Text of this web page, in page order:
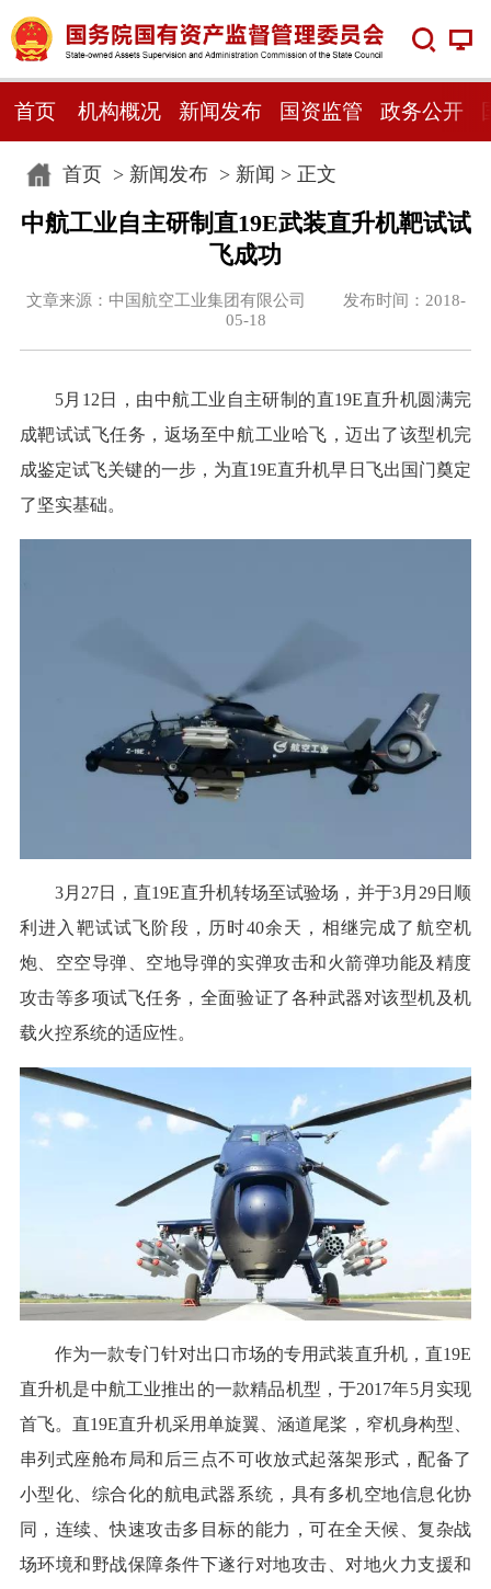
首页 机构概况 新闻发布 国资监管 政务公开
首页> 新闻发布> 新闻 > 正文
中航工业自主研制直19E武装直升机靶试试
飞成功
文章来源：中国航空工业集团有限公司 发布时间：2018-
05-18
5月12日，由中航工业自主研制的直19E直升机圆满完
成靶试试飞任务，返场至中航工业哈飞，迈出了该型机完
成鉴定试飞关键的一步，为直19E直升机早日飞出国门奠定
了坚实基础。
3月27日，直19E直升机转场至试验场，并于3月29日顺
利进入靶试试飞阶段，历时40余天，相继完成了航空机
炮、空空导弹、空地导弹的实弹攻击和火箭弹功能及精度
攻击等多项试飞任务，全面验证了各种武器对该型机及机
载火控系统的适应性。
作为一款专门针对出口市场的专用武装直升机，直19E
直升机是中航工业推出的一款精品机型，于2017年5月实现
首飞。直19E直升机采用单旋翼、涵道尾桨，窄机身构型、
串列式座舱布局和后三点不可收放式起落架形式，配备了
小型化、综合化的航电武器系统，具有多机空地信息化协
同，连续、快速攻击多目标的能力，可在全天候、复杂战
场环境和野战保障条件下遂行对地攻击、对地火力支援和